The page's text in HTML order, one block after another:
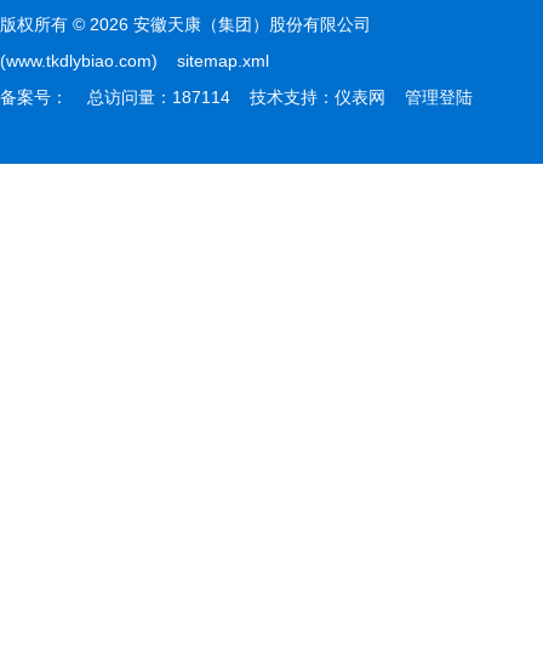
版权所有 © 2026 安徽天康（集团）股份有限公司
(www.tkdlybiao.com) sitemap.xml
备案号：
总访问量：187114 技术支持： 仪表网 管理登陆